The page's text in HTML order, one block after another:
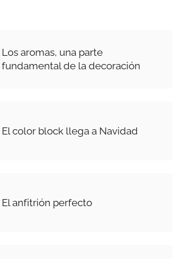
Los aromas, una parte
fundamental de la decoración
El color block llega a Navidad
El anfitrión perfecto